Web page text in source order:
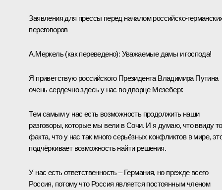
Заявления для прессы перед началом российско-
переговоров
А.Меркель(как переведено): Уважаемые дамы и господа!
Я приветствую российского Президента Владимира Путина
очень сердечно здесь у нас во дворце Мезеберг.
Тем самым у нас есть возможность продолжить наши
разговоры, которые мы вели в Сочи. И я думаю, что ввиду
факта, что у нас так много серьёзных конфликтов в мире,
подчёркивает возможность найти решения.
У нас есть ответственность – Германия, но прежде всего
Россия, потому что Россия является постоянным членом